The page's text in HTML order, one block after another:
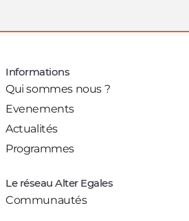
Informations
Qui sommes nous ?
Evenements
Actualités
Programmes
Le réseau Alter Egales
Communautés